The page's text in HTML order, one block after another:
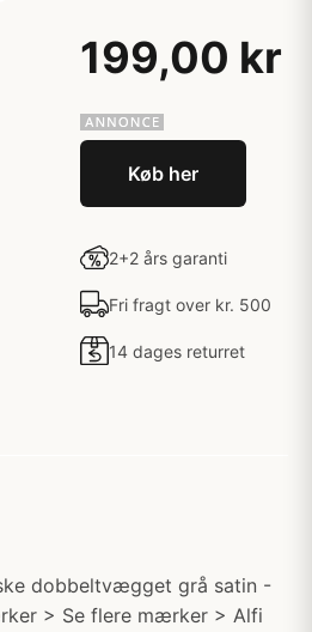
199,00 kr
Køb her
2+2 års garanti
Fri fragt over kr. 500
14 dages returret
dobbeltvægget grå satin -
> Se flere mærker > Alfi